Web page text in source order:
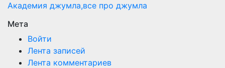
Академия джумла,все про джумла
Мета
Войти
Лента записей
Лента комментариев